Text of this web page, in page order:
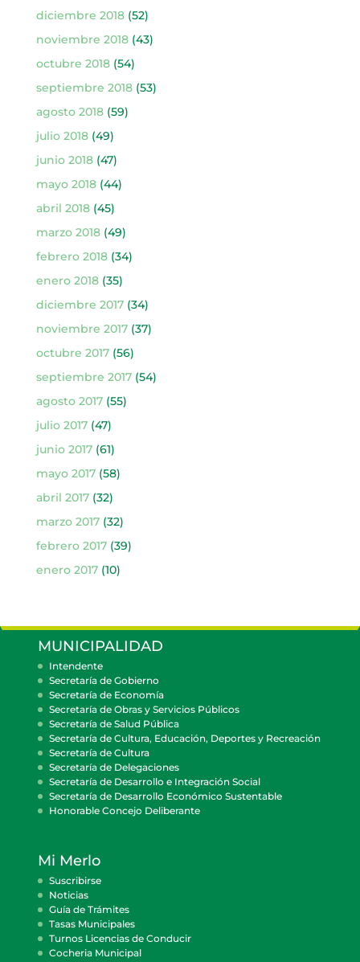
diciembre 2018(52)
noviembre 2018(43)
octubre 2018(54)
septiembre 2018(53)
agosto 2018(59)
julio 2018(49)
junio 2018(47)
mayo 2018(44)
abril 2018(45)
marzo 2018(49)
febrero 2018(34)
enero 2018(35)
diciembre 2017(34)
noviembre 2017(37)
octubre 2017(56)
septiembre 2017(54)
agosto 2017(55)
julio 2017(47)
junio 2017(61)
mayo 2017(58)
abril 2017(32)
marzo 2017(32)
febrero 2017(39)
enero 2017(10)
MUNICIPALIDAD
Intendente
Secretaría de Gobierno
Secretaría de Economía
Secretaría de Obras y Servicios Públicos
Secretaría de Salud Pública
Secretaría de Cultura, Educación, Deportes y Recreación
Secretaría de Cultura
Secretaría de Delegaciones
Secretaría de Desarrollo e Integración Social
Secretaría de Desarrollo Económico Sustentable
Honorable Concejo Deliberante
Mi Merlo
Suscribirse
Noticias
Guía de Trámites
Tasas Municipales
Turnos Licencias de Conducir
Cocheria Municipal